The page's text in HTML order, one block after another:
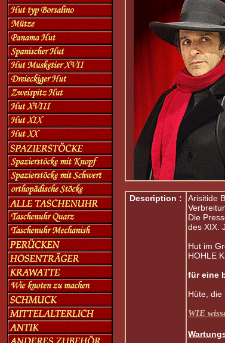
Description :
Arisitide
Die
des XIX.
Hut im
HOHLE
für eine
Hüte, die
WIE